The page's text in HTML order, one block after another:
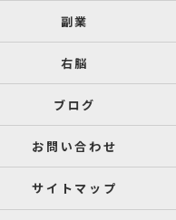
副業
右脳
ブログ
お問い合わせ
サイトマップ